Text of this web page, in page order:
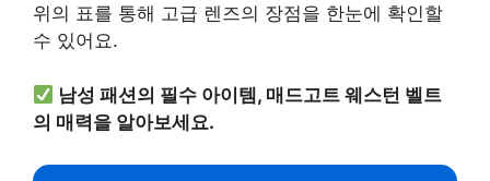
위의 표를 통해 고급 렌즈의 장점을 한눈에 확인할
수 있어요.
남성 패션의 필수 아이템, 매드고트 웨스턴 벨트
의 매력을 알아보세요.